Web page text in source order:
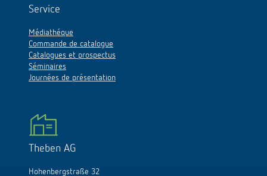
Service
Médiathéque
Commande de catalogue
Catalogues et prospectus
Séminaires
Journées de présentation
Theben AG
Hohenbergstraße 32